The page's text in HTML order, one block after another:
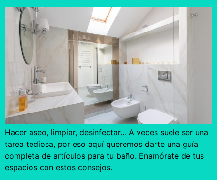
Hacer aseo, limpiar, desinfectar… A veces suele ser una
tarea tediosa, por eso aquí queremos darte una guía
completa de artículos para tu baño. Enamórate de tus
espacios con estos consejos.